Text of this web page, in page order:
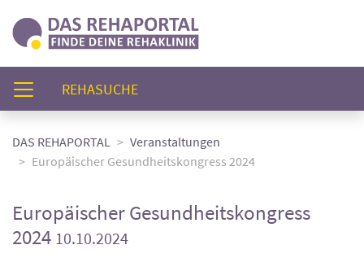
REHASUCHE(AKTUELL)
DAS REHAPORTAL
Veranstaltungen
Europäischer Gesundheitskongress 2024
Europäischer Gesundheitskongress
2024 10.10.2024